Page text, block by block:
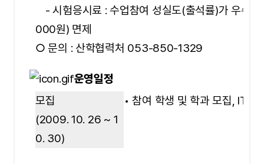
- 시험응시료 : 수업참여 성실도(출석률)가 우수
000원) 면제
○ 문의 : 산학협력처 053-850-1329
운영일정
모집
(2009. 10. 26 ~ 1
0. 30)
• 참여 학생 및 학과 모집, ITQ